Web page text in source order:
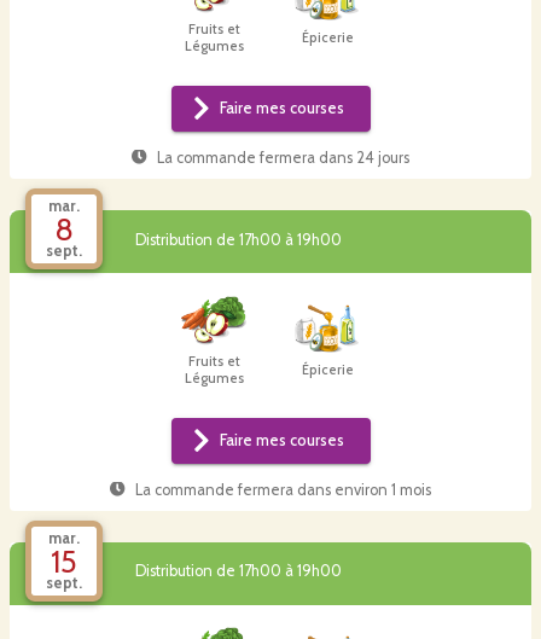
Fruits et
Légumes
Épicerie
Faire mes courses
La commande fermera dans 24 jours
mar.
8
sept.
Distribution de 17h00 à 19h00
Fruits et
Légumes
Épicerie
Faire mes courses
La commande fermera dans environ 1 mois
mar.
15
sept.
Distribution de 17h00 à 19h00